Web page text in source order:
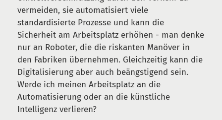
vermeiden, sie automatisiert viele
standardisierte Prozesse und kann die
Sicherheit am Arbeitsplatz erhöhen - man denke
nur an Roboter, die die riskanten Manöver in
den Fabriken übernehmen. Gleichzeitig kann die
Digitalisierung aber auch beängstigend sein.
Werde ich meinen Arbeitsplatz an die
Automatisierung oder an die künstliche
Intelligenz verlieren?